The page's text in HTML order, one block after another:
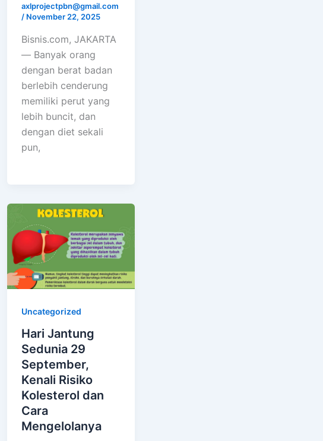
axlprojectpbn@gmail.com
/ November 22, 2025
Bisnis.com, JAKARTA
— Banyak orang
dengan berat badan
berlebih cenderung
memiliki perut yang
lebih buncit, dan
dengan diet sekali
pun,
Uncategorized
Hari Jantung
Sedunia 29
September,
Kenali Risiko
Kolesterol dan
Cara
Mengelolanya